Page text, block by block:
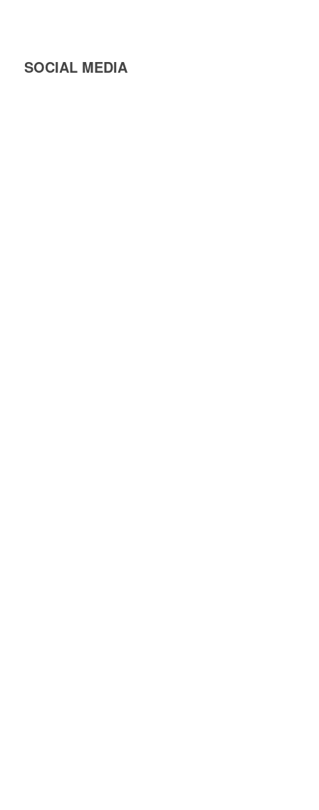
SOCIAL MEDIA